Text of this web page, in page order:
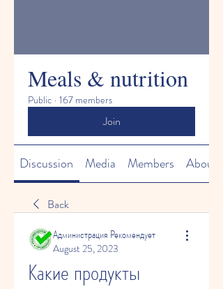
Meals & nutrition
Public · 167 members
Join
Discussion Media Members About
Back
Администрация Рекомендует
August 25, 2023
Какие продукты